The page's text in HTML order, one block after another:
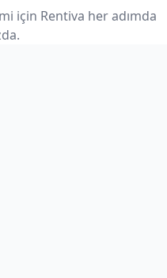
haftalık km limiti
için Rentiva her adımda